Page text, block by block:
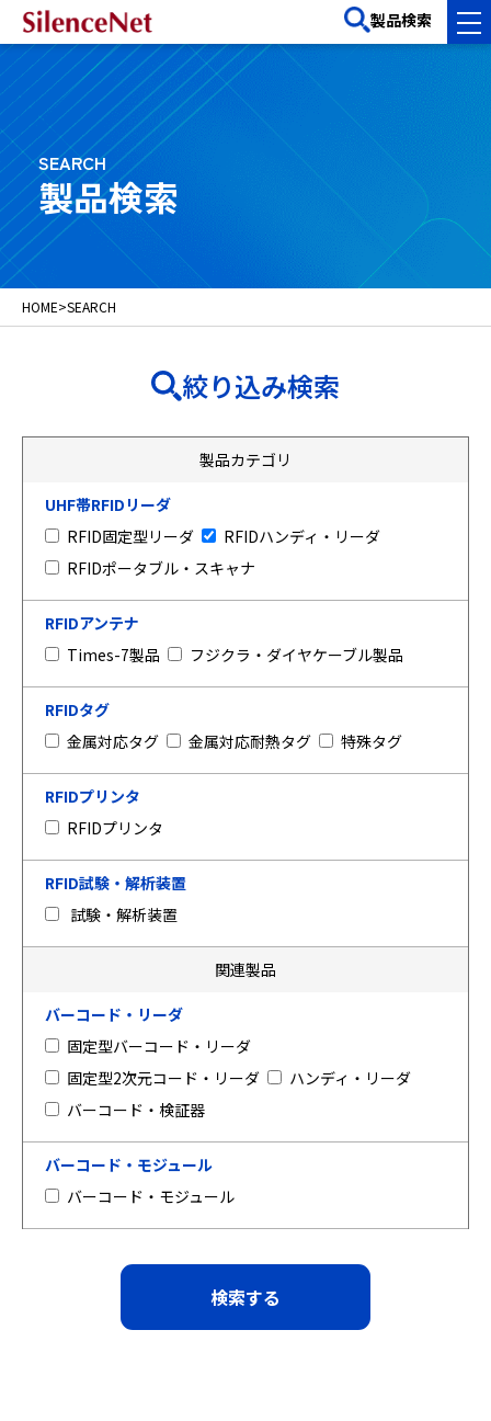
製品検索
SEARCH
製品検索
HOME>SEARCH
絞り込み検索
製品カテゴリ
UHF帯RFIDリーダ
RFID固定型リーダ
RFIDハンディ・リーダ
RFIDポータブル・スキャナ
RFIDアンテナ
Times-7製品
フジクラ・ダイヤケーブル製品
RFIDタグ
金属対応タグ
金属対応耐熱タグ 特殊タグ
RFIDプリンタ
RFIDプリンタ
RFID試験・解析装置
試験・解析装置
関連製品
バーコード・リーダ
固定型バーコード・リーダ
固定型2次元コード・リーダ
ハンディ・リーダ
バーコード・検証器
バーコード・モジュール
バーコード・モジュール